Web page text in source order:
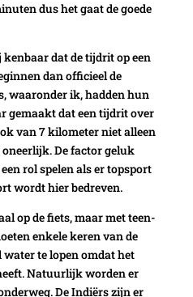
dus het gaat de goede
dat de tijdrit op een
dan officieel de
waaronder ik, hadden hun
gemaakt dat een tijdrit over
van 7 kilometer niet alleen
De factor geluk
rol spelen als er topsport
wordt hier bedreven.
op de fiets, maar met teen-
enkele keren van de
te lopen omdat het
Natuurlijk worden er
De Indiërs zijn er